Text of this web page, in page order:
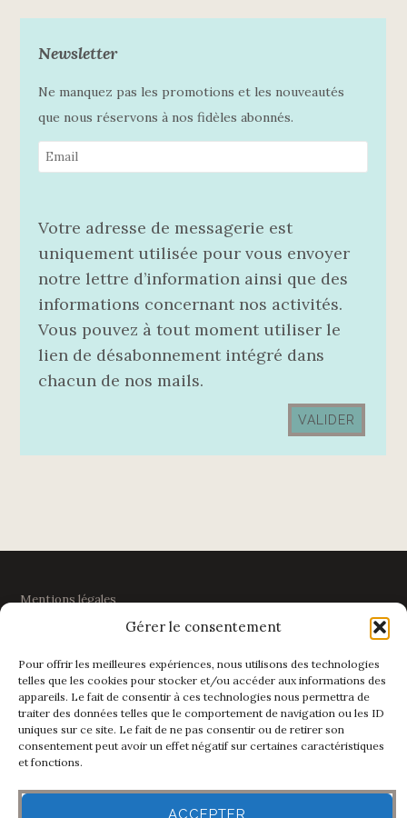
Gérer le consentement
Pour offrir les meilleures expériences, nous utilisons des technologies
telles que les cookies pour stocker et/ou accéder aux informations des
appareils. Le fait de consentir à ces technologies nous permettra de
traiter des données telles que le comportement de navigation ou les ID
uniques sur ce site. Le fait de ne pas consentir ou de retirer son
consentement peut avoir un effet négatif sur certaines caractéristiques
et fonctions.
ACCEPTER
Newsletter
Ne manquez pas les promotions et les nouveautés
que nous réservons à nos fidèles abonnés.
Votre adresse de messagerie est
uniquement utilisée pour vous envoyer
notre lettre d’information ainsi que des
informations concernant nos activités.
Vous pouvez à tout moment utiliser le
lien de désabonnement intégré dans
chacun de nos mails.
Mentions légales
LE TERROIR
99 chemin de Clairjoie
74160 PRESILLY